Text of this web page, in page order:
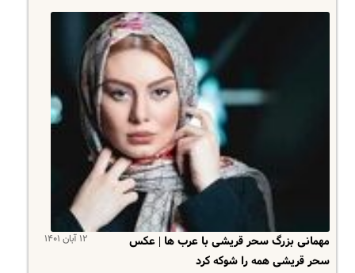
۱۲ آبان ۱۴۰۱
مهمانی بزرگ سحر قریشی با عرب ها | عکس
سحر قریشی همه را شوکه کرد